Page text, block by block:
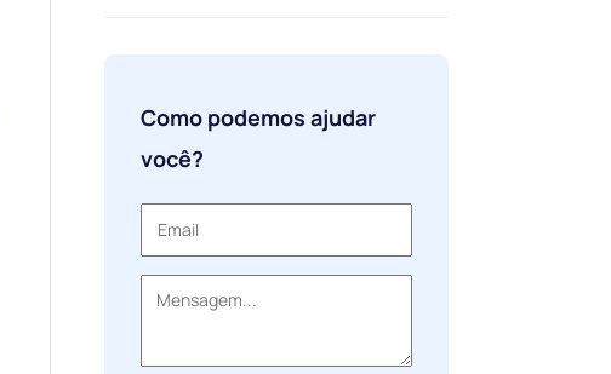
Como podemos ajudar
você?